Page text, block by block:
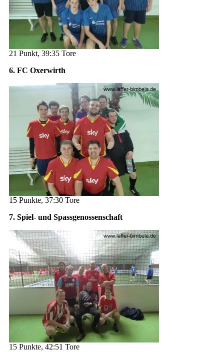
21 Punkt, 39:35 Tore
6. FC Oxerwirth
15 Punkte, 37:30 Tore
7. Spiel- und Spassgenossenschaft
15 Punkte, 42:51 Tore